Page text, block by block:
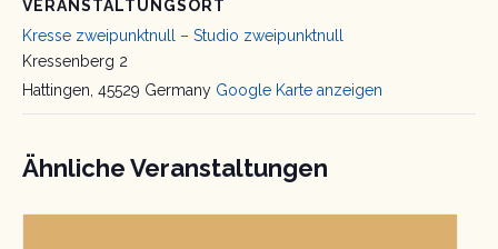
VERANSTALTUNGSORT
Kresse zweipunktnull – Studio zweipunktnull
Kressenberg 2
Hattingen, 45529 Germany Google Karte anzeigen
Ähnliche Veranstaltungen